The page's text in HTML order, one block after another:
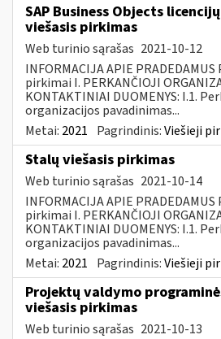
SAP Business Objects
viešasis pirkimas
Web turinio sąrašas 2021-10-12
INFORMACIJA APIE
pirkimai I. PERKANČIOJI
KONTAKTINIAI DUOMENYS: I.1.
organizacijos pavadinimas...
Metai: 2021 Pagrindinis:Viešieji
Stalų viešasis pirkimas
Web turinio sąrašas 2021-10-14
INFORMACIJA APIE
pirkimai I. PERKANČIOJI
KONTAKTINIAI DUOMENYS: I.1.
organizacijos pavadinimas...
Metai: 2021 Pagrindinis:Viešieji
Projektų valdymo
viešasis pirkimas
Web turinio sąrašas 2021-10-13